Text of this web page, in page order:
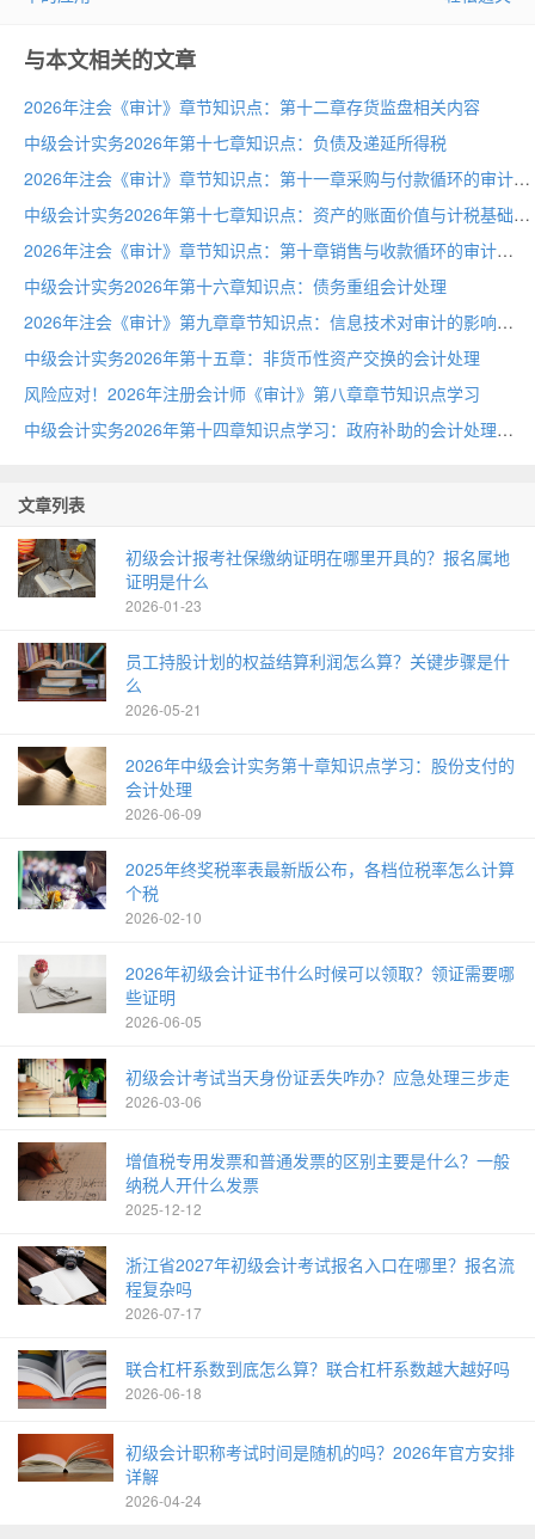
与本文相关的文章
2026年注会《审计》章节知识点：第十二章存货监盘相关内容
中级会计实务2026年第十七章知识点：负债及递延所得税
2026年注会《审计》章节知识点：第十一章采购与付款循环的审计
中级会计实务2026年第十七章知识点：资产的账面价值与计税基础
2026年注会《审计》章节知识点：第十章销售与收款循环的审计
中级会计实务2026年第十六章知识点：债务重组会计处理
2026年注会《审计》第九章章节知识点：信息技术对审计的影响
中级会计实务2026年第十五章：非货币性资产交换的会计处理
风险应对！2026年注册会计师《审计》第八章章节知识点学习
中级会计实务2026年第十四章知识点学习：政府补助的会计处理
文章列表
初级会计报考社保缴纳证明在哪里开具的？报名属地
证明是什么
2026-01-23
员工持股计划的权益结算利润怎么算？关键步骤是什
么
2026-05-21
2026年中级会计实务第十章知识点学习：股份支付的
会计处理
2026-06-09
2025年终奖税率表最新版公布，各档位税率怎么计算
个税
2026-02-10
2026年初级会计证书什么时候可以领取？领证需要哪
些证明
2026-06-05
初级会计考试当天身份证丢失咋办？应急处理三步走
2026-03-06
增值税专用发票和普通发票的区别主要是什么？一般
纳税人开什么发票
2025-12-12
浙江省2027年初级会计考试报名入口在哪里？报名流
程复杂吗
2026-07-17
联合杠杆系数到底怎么算？联合杠杆系数越大越好吗
2026-06-18
初级会计职称考试时间是随机的吗？2026年官方安排
详解
2026-04-24